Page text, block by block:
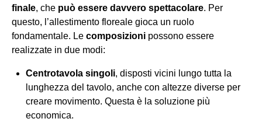
finale, che può essere davvero spettacolare. Per
questo, l’allestimento floreale gioca un ruolo
fondamentale. Le composizioni possono essere
realizzate in due modi:
Centrotavola singoli, disposti vicini lungo tutta la
lunghezza del tavolo, anche con altezze diverse per
creare movimento. Questa è la soluzione più
economica.